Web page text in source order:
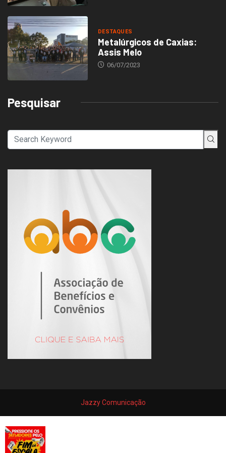
DESTAQUES
Metalúrgicos de Caxias:
Assis Melo
06/07/2023
Pesquisar
Jazzy Comunicação